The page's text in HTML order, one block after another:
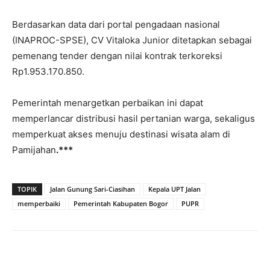
Berdasarkan data dari portal pengadaan nasional
(INAPROC-SPSE), CV Vitaloka Junior ditetapkan sebagai
pemenang tender dengan nilai kontrak terkoreksi
Rp1.953.170.850.
Pemerintah menargetkan perbaikan ini dapat
memperlancar distribusi hasil pertanian warga, sekaligus
memperkuat akses menuju destinasi wisata alam di
Pamijahan.***
TOPIK Jalan Gunung Sari-Ciasihan
Kepala UPT Jalan
memperbaiki
Pemerintah Kabupaten Bogor PUPR